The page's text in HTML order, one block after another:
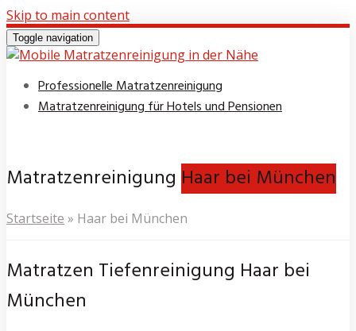
Skip to main content
Toggle navigation
Professionelle Matratzenreinigung
Matratzenreinigung für Hotels und Pensionen
Matratzenreinigung Haar bei München
Startseite » Haar bei München
Matratzen Tiefenreinigung Haar bei
München